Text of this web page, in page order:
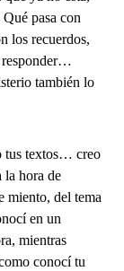
pasa con
los recuerdos,
responder…
también lo
tus textos… creo
la hora de
miento, del tema
en un
mientras
conocí tu